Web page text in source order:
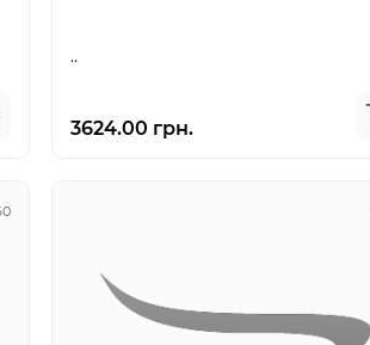
..
3624.00 грн.